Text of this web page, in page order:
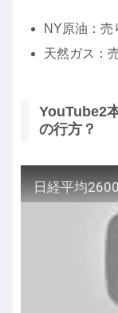
NY原油：売
天然ガス：
YouTube2
の行方？
日経平均